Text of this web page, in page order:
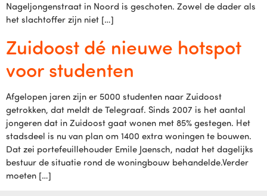
Nageljongenstraat in Noord is geschoten. Zowel de dader als
het slachtoffer zijn niet […]
Zuidoost dé nieuwe hotspot
voor studenten
Afgelopen jaren zijn er 5000 studenten naar Zuidoost
getrokken, dat meldt de Telegraaf. Sinds 2007 is het aantal
jongeren dat in Zuidoost gaat wonen met 85% gestegen. Het
stadsdeel is nu van plan om 1400 extra woningen te bouwen.
Dat zei portefeuillehouder Emile Jaensch, nadat het dagelijks
bestuur de situatie rond de woningbouw behandelde.Verder
moeten […]